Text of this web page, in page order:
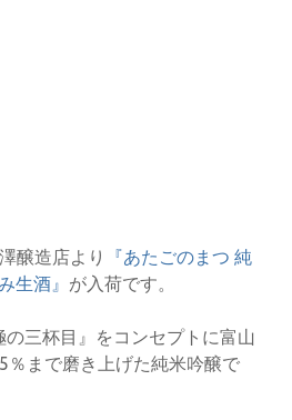
醸造店より
『あたごのまつ 純
生酒』 が入荷です。
の三杯目』をコンセプトに富山
％まで磨き上げた純米吟醸で